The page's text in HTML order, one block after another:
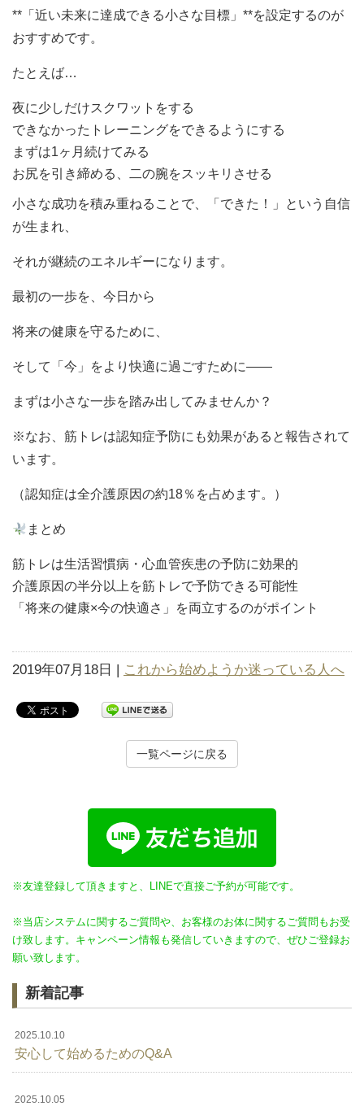
**「近い未来に達成できる小さな目標」**を設定するのが
おすすめです。
たとえば…
夜に少しだけスクワットをする
できなかったトレーニングをできるようにする
まずは1ヶ月続けてみる
お尻を引き締める、二の腕をスッキリさせる
小さな成功を積み重ねることで、「できた！」という自信
が生まれ、
それが継続のエネルギーになります。
最初の一歩を、今日から
将来の健康を守るために、
そして「今」をより快適に過ごすために——
まずは小さな一歩を踏み出してみませんか？
※なお、筋トレは認知症予防にも効果があると報告されて
います。
（認知症は全介護原因の約18％を占めます。）
まとめ
筋トレは生活習慣病・心血管疾患の予防に効果的
介護原因の半分以上を筋トレで予防できる可能性
「将来の健康×今の快適さ」を両立するのがポイント
2019年07月18日 | これから始めようか迷っている人へ
一覧ページに戻る
※友達登録して頂きますと、LINEで直接ご予約が可能です。
※当店システムに関するご質問や、お客様のお体に関するご質問もお受
け致します。キャンペーン情報も発信していきますので、ぜひご登録お
願い致します。
新着記事
2025.10.10
安心して始めるためのQ&A
2025.10.05